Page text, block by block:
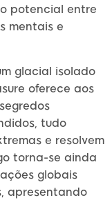
potencial entre
mentais e
glacial isolado
oferece aos
tudo
e resolvem
torna-se ainda
globais
apresentando